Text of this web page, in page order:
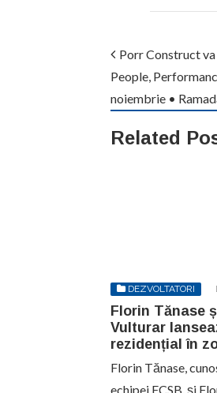
Porr Construct
People,
noiembrie •
Related
DEZVOLTATORI
Florin Tănase
Vulturar
rezidențial în
Florin Tănase,
echipei FCSB, și